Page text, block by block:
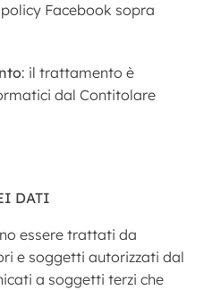
Facebook sopra
: il trattamento è
dal Contitolare
DATI
essere trattati da
e soggetti autorizzati dal
a soggetti terzi che